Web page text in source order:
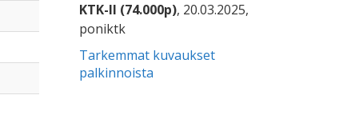
KTK-II (74.000p), 20.03.2025,
poniktk
Tarkemmat kuvaukset
palkinnoista